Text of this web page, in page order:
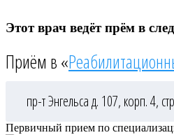
Этот врач ведёт прём в
Приём в «
пр-т Энгельса д. 107, корп. 4,
Первичный прием по